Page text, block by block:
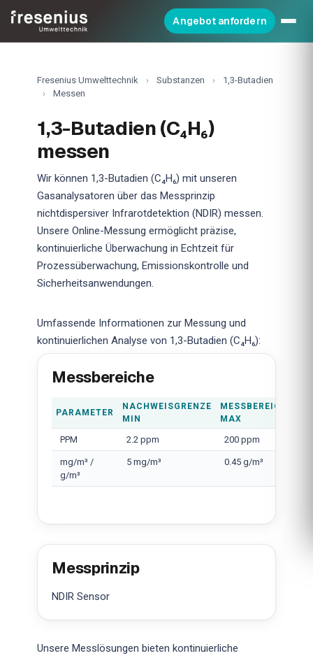
Angebot anfordern
Fresenius Umwelttechnik › Substanzen ›
1,3-Butadien
›
Messen
1,3-Butadien (C₄H₆)
messen
Wir können 1,3-Butadien (C₄H₆) mit unseren
Gasanalysatoren über das Messprinzip
nichtdispersiver Infrarotdetektion (NDIR) messen.
Unsere Online-Messung ermöglicht präzise,
kontinuierliche Überwachung in Echtzeit für
Prozessüberwachung, Emissionskontrolle und
Sicherheitsanwendungen.
Umfassende Informationen zur Messung und
kontinuierlichen Analyse von 1,3-Butadien (C₄H₆):
Messbereiche
PARAMETER
NACHWEISGRENZE
MIN
MESSBEREICH
MAX
PPM 2.2 ppm 200 ppm
mg/m³ /
g/m³
5 mg/m³ 0.45 g/m³
Messprinzip
NDIR Sensor
Unsere Messlösungen bieten kontinuierliche